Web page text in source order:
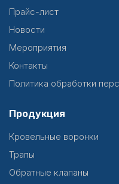
Прайс-лист
Новости
Мероприятия
Контакты
Политика обработки
Продукция
Кровельные воронки
Трапы
Обратные клапаны